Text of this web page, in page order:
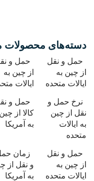
دسته‌های محصولات
حمل و نقل
از چین به
ایالات متحده
حمل و
از چین به
ایالات
نرخ حمل و
نقل از چین
به ایالات
متحده
حمل و
کالا از چین
به آمریکا
حمل و نقل
از چین به
ایالات متحده
زمان
و نقل از
به آمریکا